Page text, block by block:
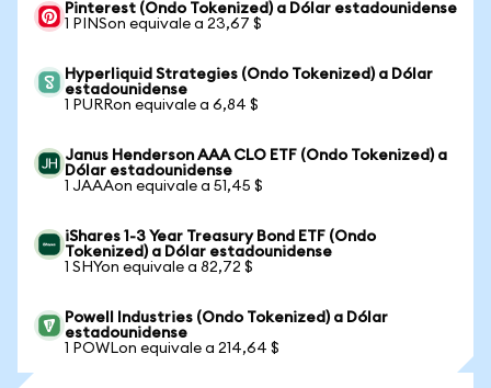
Pinterest (Ondo Tokenized) a Dólar estadounidense
1 PINSon equivale a 23,67 $
Hyperliquid Strategies (Ondo Tokenized) a Dólar
estadounidense
1 PURRon equivale a 6,84 $
Janus Henderson AAA CLO ETF (Ondo Tokenized) a
Dólar estadounidense
1 JAAAon equivale a 51,45 $
iShares 1-3 Year Treasury Bond ETF (Ondo
Tokenized) a Dólar estadounidense
1 SHYon equivale a 82,72 $
Powell Industries (Ondo Tokenized) a Dólar
estadounidense
1 POWLon equivale a 214,64 $